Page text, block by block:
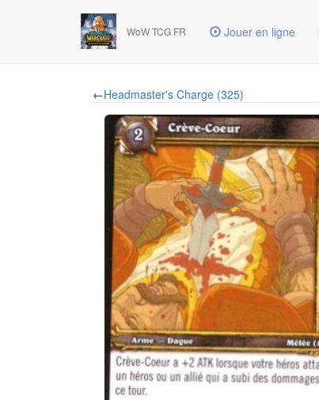
WoW TCG FR Jouer en ligne
←Headmaster's Charge (325)